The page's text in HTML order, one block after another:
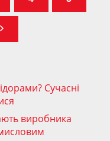
Сучасні
виробника